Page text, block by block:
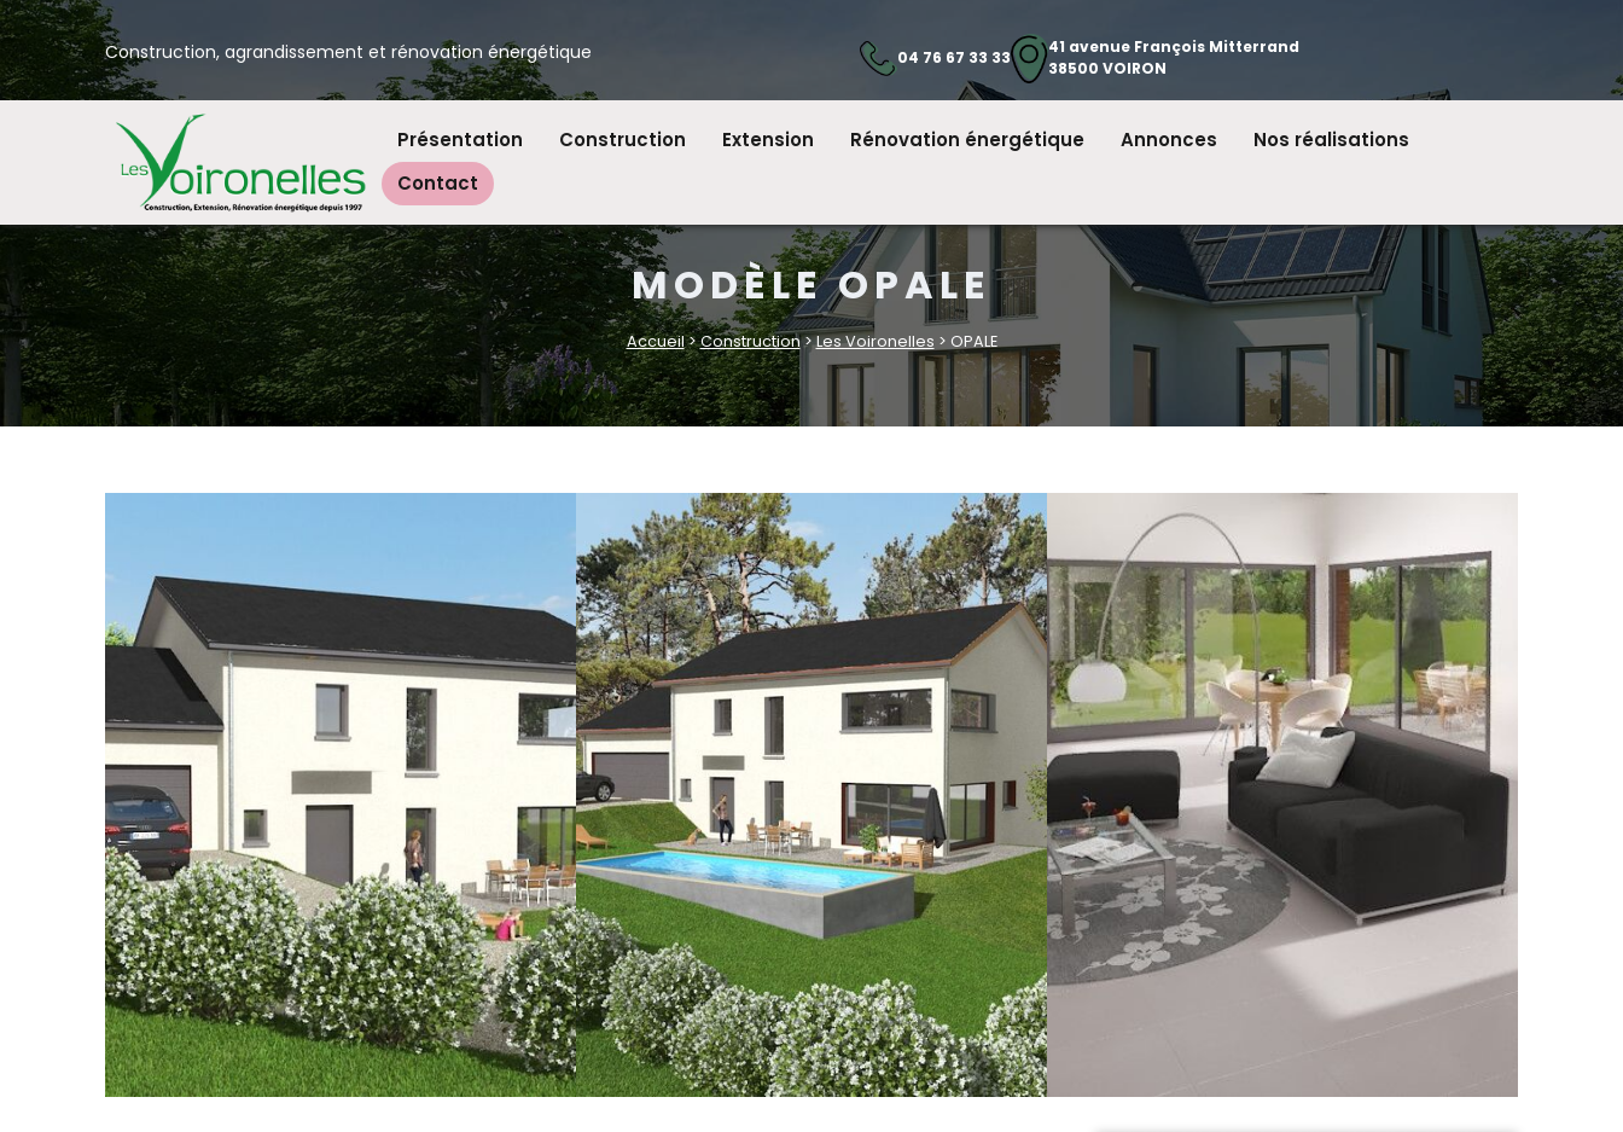
Construction, agrandissement et rénovation énergétique 04 76 67 33 33
41 avenue François Mitterrand
38500 VOIRON
Présentation Construction Extension Rénovation énergétique Annonces
Nos réalisations
Contact
MODÈLE OPALE
Accueil>Construction>Les Voironelles > OPALE